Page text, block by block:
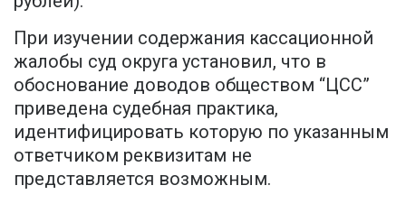
При изучении содержания кассационной
жалобы суд округа установил, что в
обоснование доводов обществом “ЦСС”
приведена судебная практика,
идентифицировать которую по указанным
ответчиком реквизитам не
представляется возможным.